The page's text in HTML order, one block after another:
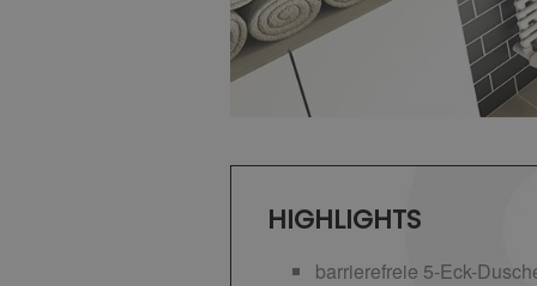
HIGHLIGHTS
barrierefreie 5-Eck-